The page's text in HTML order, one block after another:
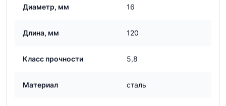
Диаметр, мм 16
Длина, мм 120
Класс прочности 5,8
Материал сталь